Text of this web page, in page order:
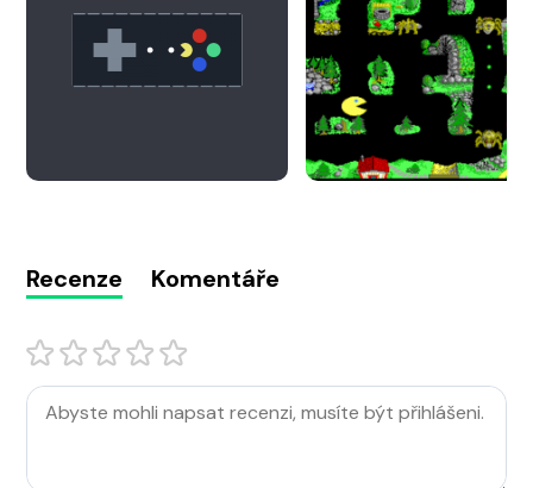
Recenze Komentáře